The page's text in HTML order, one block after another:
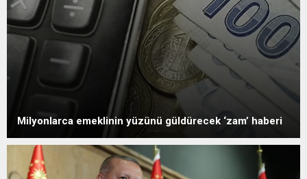
Milyonlarca emeklinin yüzünü güldürecek ‘zam’ haberi